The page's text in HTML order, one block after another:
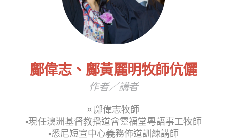
鄺偉志、鄺黃麗明牧師伉儷
作者／講者
¤ 鄺偉志牧師
▪︎現任澳洲基督教播道會靈福堂粵語事工牧師
▪︎悉尼短宣中心義務佈道訓練講師